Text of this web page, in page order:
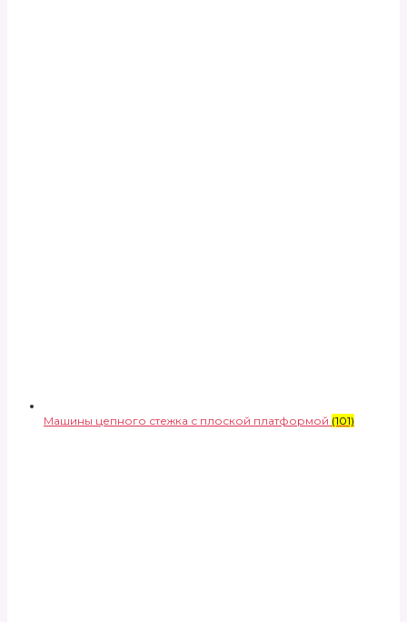
Машины цепного стежка с плоской платформой (101)